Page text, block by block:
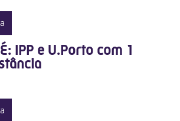
IPP e U.Porto com 1